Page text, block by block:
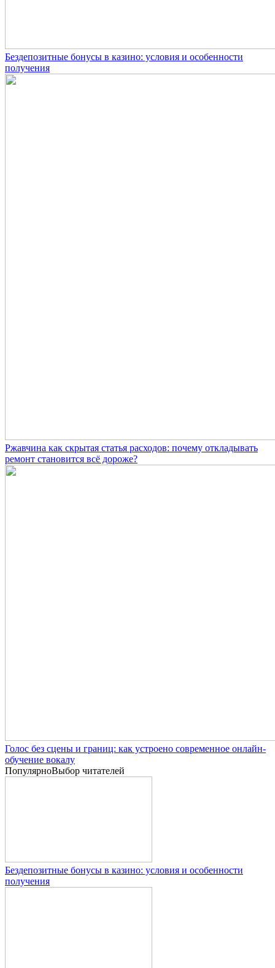
Бездепозитные бонусы в казино: условия и особенности
получения
Ржавчина как скрытая статья расходов: почему откладывать
ремонт становится всё дороже?
Голос без сцены и границ: как устроено современное онлайн-
обучение вокалу
ПопулярноВыбор читателей
Бездепозитные бонусы в казино: условия и особенности
получения